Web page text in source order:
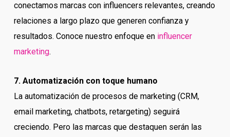
conectamos marcas con influencers relevantes, creando
relaciones a largo plazo que generen confianza y
resultados. Conoce nuestro enfoque en influencer
marketing.
7. Automatización con toque humano
La automatización de procesos de marketing (CRM,
email marketing, chatbots, retargeting) seguirá
creciendo. Pero las marcas que destaquen serán las